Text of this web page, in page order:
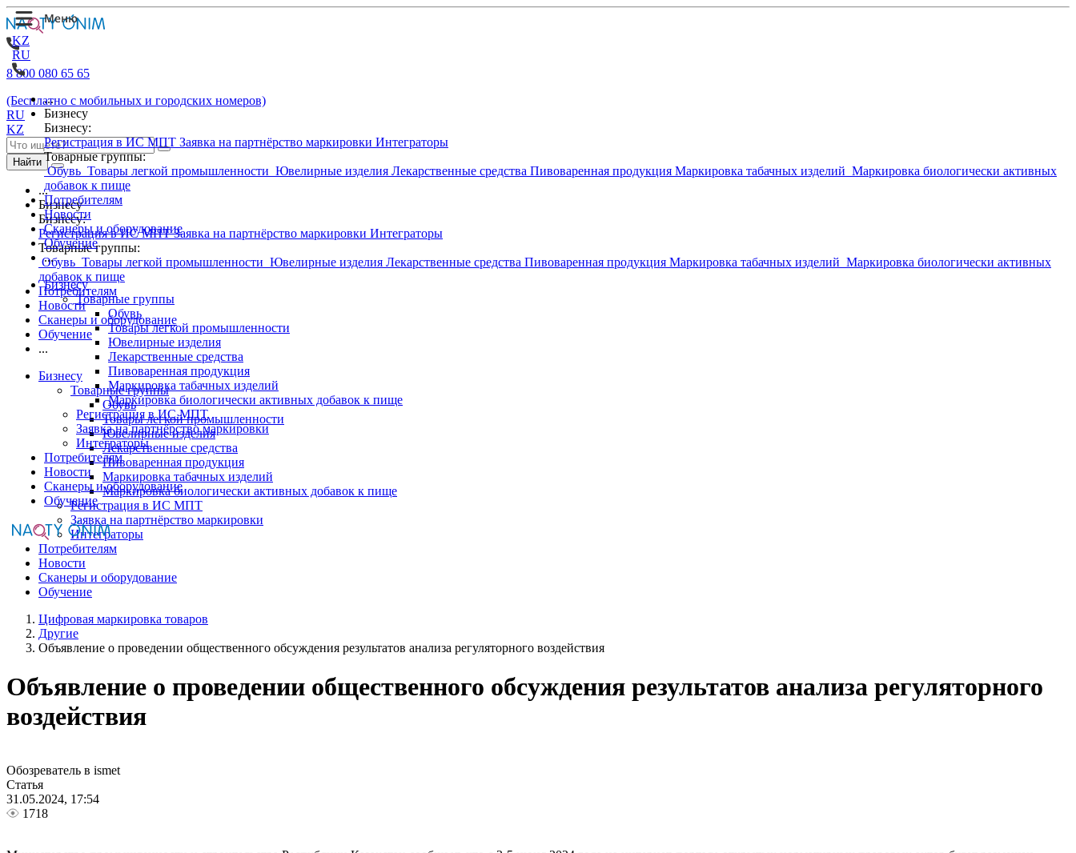
KZ
RU
...
Бизнесу
Бизнесу:
Регистрация в ИС МПТ Заявка на партнёрство маркировки Интеграторы
Товарные группы:
Обувь Товары легкой промышленности Ювелирные изделия Лекарственные средства Пивоваренная продукция Маркировка табачных изделий Маркировка биологически активных
добавок к пище
Потребителям
Новости
Сканеры и оборудование
Обучение
...
Бизнесу
Товарные группы
Обувь
Товары легкой промышленности
Ювелирные изделия
Лекарственные средства
Пивоваренная продукция
Маркировка табачных изделий
Маркировка биологически активных добавок к пище
Регистрация в ИС МПТ
Заявка на партнёрство маркировки
Интеграторы
Потребителям
Новости
Сканеры и оборудование
Обучение
8 800 080 65 65
(Бесплатно с мобильных и городских номеров)
RU
KZ
Найти
...
Бизнесу
Бизнесу:
Регистрация в ИС МПТЗаявка на партнёрство маркировки Интеграторы
Товарные группы:
Обувь Товары легкой промышленности Ювелирные изделия Лекарственные средства Пивоваренная продукция Маркировка табачных изделий Маркировка биологически активных
добавок к пище
Потребителям
Новости
Сканеры и оборудование
Обучение
...
Бизнесу
Товарные группы
Обувь
Товары легкой промышленности
Ювелирные изделия
Лекарственные средства
Пивоваренная продукция
Маркировка табачных изделий
Маркировка биологически активных добавок к пище
Регистрация в ИС МПТ
Заявка на партнёрство маркировки
Интеграторы
Потребителям
Новости
Сканеры и оборудование
Обучение
Цифровая маркировка товаров
Другие
Объявление о проведении общественного обсуждения результатов анализа регуляторного воздействия
Объявление о проведении общественного обсуждения результатов анализа регуляторного
воздействия
Обозреватель в ismet
Статья
31.05.2024, 17:54
1718